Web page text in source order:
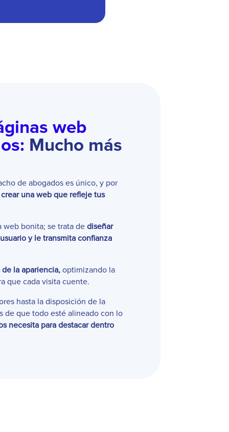
web
Mucho más
de abogados es único, y por
una web que refleje tus
web bonita; se trata dediseñar
y le transmita confianza
la apariencia,optimizando la
que cada visita cuente.
hasta la disposición de la
de que todo esté alineado con lo
necesita para destacar dentro